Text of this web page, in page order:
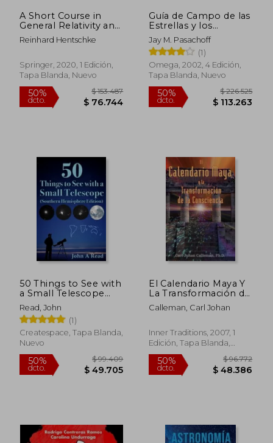
50%
dcto.
$ 140.028
$ 70.014
50%
dcto.
A Short Course in
General Relativity and
Cosmology
(Undergraduate
Physics) (en Inglés)
Reinhard Hentschke
Springer, 2020, 1 Edición,
Tapa Blanda, Nuevo
Guía de Campo de las
Estrellas y los
Planetas de los
Hemisferios Norte y
sur
Jay M. Pasachoff
(1)
Omega, 2002, 4 Edición,
Tapa Blanda, Nuevo
50 Things to See with
a Small Telescope
(Southern
Hemisphere Edition)
(en Inglés)
Read, John
(1)
Createspace, Tapa Blanda,
Nuevo
El Calendario Maya Y
La Transformación de
la Consciencia
Calleman, Carl Johan
Inner Traditions, 2007, 1
Edición, Tapa Blanda,
Nuevo